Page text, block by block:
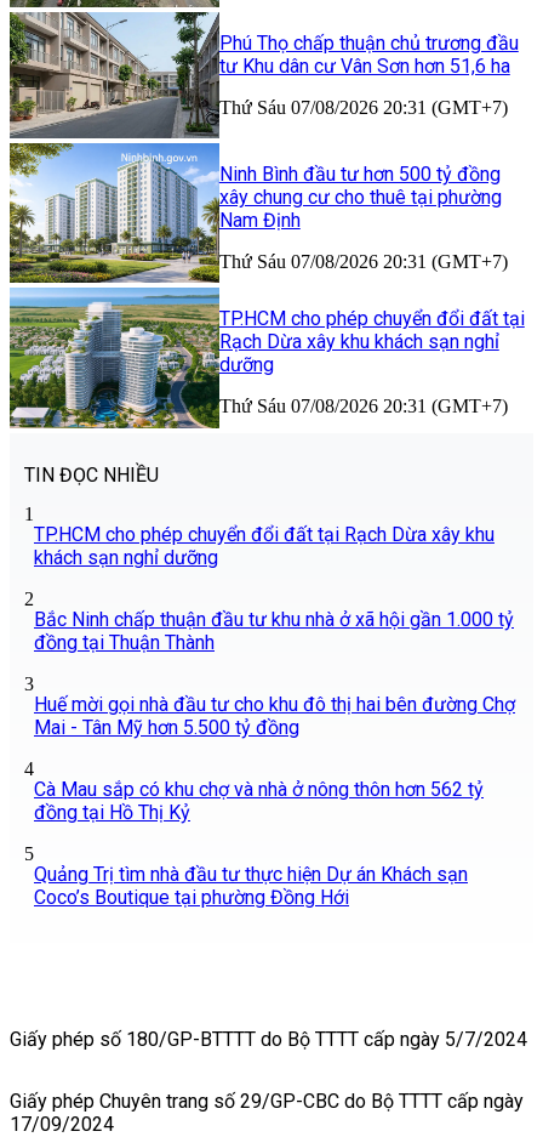
Phú Thọ chấp thuận chủ trương đầu
tư Khu dân cư Vân Sơn hơn 51,6 ha
Thứ Sáu 07/08/2026 20:31 (GMT+7)
Ninh Bình đầu tư hơn 500 tỷ đồng
xây chung cư cho thuê tại phường
Nam Định
Thứ Sáu 07/08/2026 20:31 (GMT+7)
TP.HCM cho phép chuyển đổi đất tại
Rạch Dừa xây khu khách sạn nghỉ
dưỡng
Thứ Sáu 07/08/2026 20:31 (GMT+7)
TIN ĐỌC NHIỀU
1
TP.HCM cho phép chuyển đổi đất tại Rạch Dừa xây khu
khách sạn nghỉ dưỡng
2
Bắc Ninh chấp thuận đầu tư khu nhà ở xã hội gần 1.000 tỷ
đồng tại Thuận Thành
3
Huế mời gọi nhà đầu tư cho khu đô thị hai bên đường Chợ
Mai - Tân Mỹ hơn 5.500 tỷ đồng
4
Cà Mau sắp có khu chợ và nhà ở nông thôn hơn 562 tỷ
đồng tại Hồ Thị Kỷ
5
Quảng Trị tìm nhà đầu tư thực hiện Dự án Khách sạn
Coco’s Boutique tại phường Đồng Hới
Giấy phép số 180/GP-BTTTT do Bộ TTTT cấp ngày 5/7/2024
Giấy phép Chuyên trang số 29/GP-CBC do Bộ TTTT cấp ngày
17/09/2024